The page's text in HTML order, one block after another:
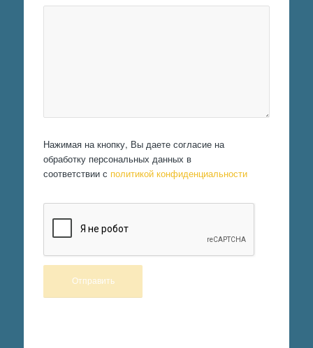
Нажимая на кнопку, Вы даете согласие на
обработку персональных данных в
соответствии с политикой конфиденциальности